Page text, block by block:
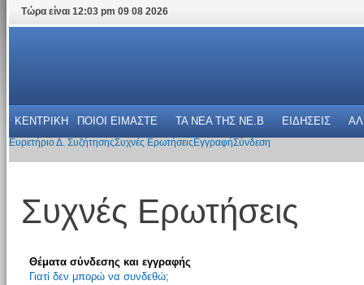
Τώρα είναι 12:03 pm 09 08 2026
ΚΕΝΤΡΙΚΗ ΠΟΙΟΙ ΕΙΜΑΣΤΕ ΤΑ ΝΕΑ THΣ NE.B ΕΙΔΗΣΕΙΣ
Ευρετήριο Δ. ΣυζήτησηςΣυχνές Ερωτήσεις ΕγγραφήΣύνδεση
Συχνές Ερωτήσεις
Θέματα σύνδεσης και εγγραφής
Γιατί δεν μπορώ να συνδεθώ;